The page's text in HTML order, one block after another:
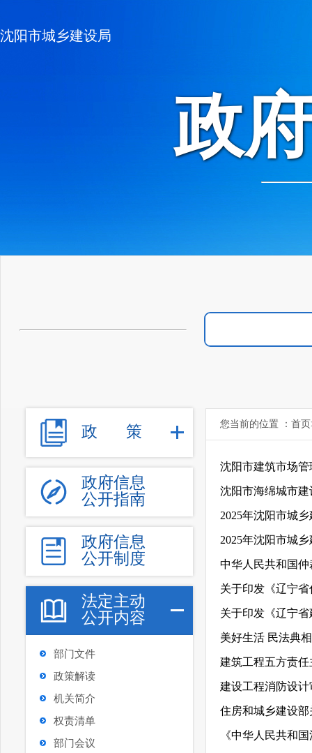
沈阳市城乡建设局
政
政 策
政府信息
公开指南
政府信息
公开制度
法定主动
公开内容
部门文件
政策解读
机关简介
权责清单
部门会议
您当前的位置 ： 首页
沈阳市建筑市场管
沈阳市海绵城市
2025年沈阳市城
2025年沈阳市城
中华人民共和国仲
美好生活 民法典
建设工程消防设
《中华人民共和